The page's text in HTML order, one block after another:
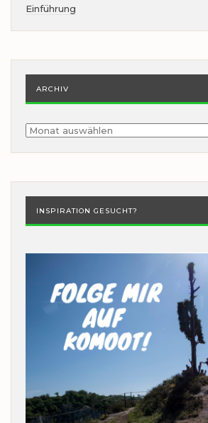
Einführung
ARCHIV
Archiv
INSPIRATION GESUCHT?